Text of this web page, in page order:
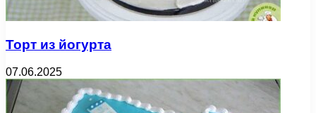
Торт из йогурта
07.06.2025